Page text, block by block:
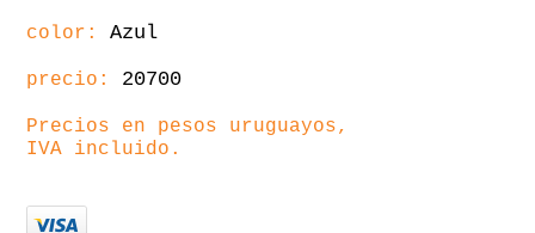
color: Azul
precio: 20700
Precios en pesos uruguayos,
IVA incluido.